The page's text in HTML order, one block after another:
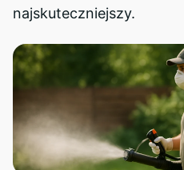
najskuteczniejszy.